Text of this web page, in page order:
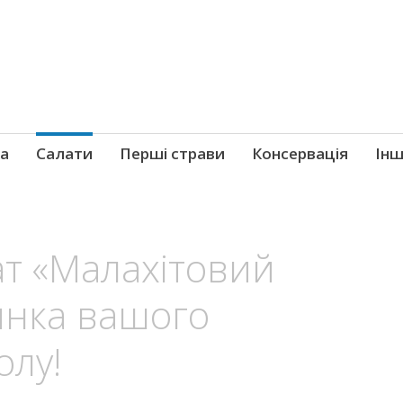
Салати Перші страви Консервація
«Малахітовий
вашого